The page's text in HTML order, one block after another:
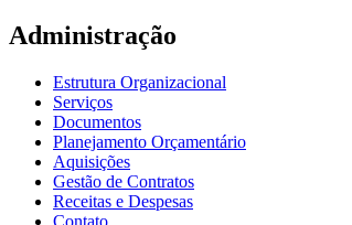
Administração
Estrutura Organizacional
Serviços
Documentos
Planejamento Orçamentário
Aquisições
Gestão de Contratos
Receitas e Despesas